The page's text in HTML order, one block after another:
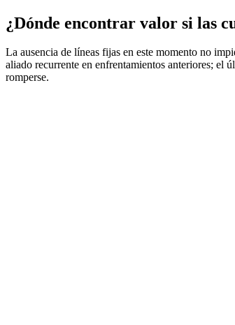
¿Dónde encontrar valor si las
La ausencia de líneas fijas en este momento no
aliado recurrente en enfrentamientos anteriores; el
romperse.